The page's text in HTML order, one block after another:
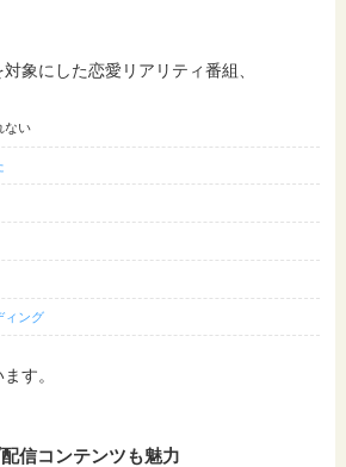
象にした恋愛リアリティ番組、
ない
ィング
す。
信コンテンツも魅力